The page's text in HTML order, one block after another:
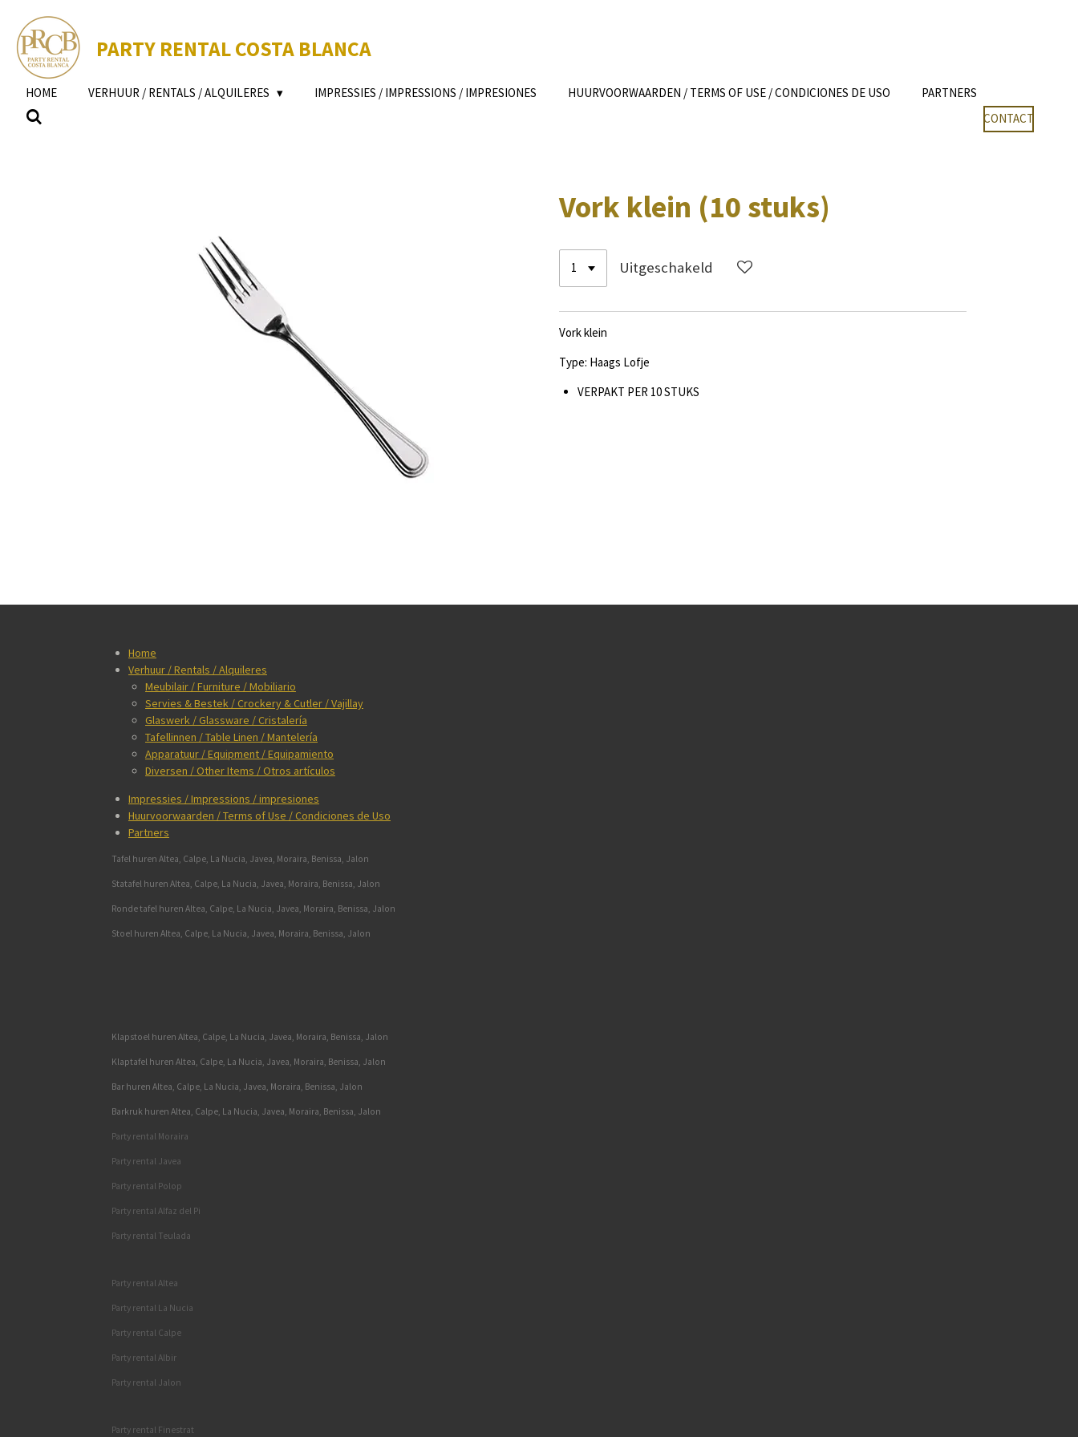
direct
naar
hoofdinhoud
PARTY RENTAL COSTA BLANCA
HOME VERHUUR / RENTALS / ALQUILERES IMPRESSIES / IMPRESSIONS / IMPRESIONES HUURVOORWAARDEN / TERMS OF USE / CONDICIONES DE USO
PARTNERS
CONTACT
Vork klein (10 stuks)
Uitgeschakeld
Vork klein
Type: Haags Lofje
VERPAKT PER 10 STUKS
Home
Verhuur / Rentals / Alquileres
Meubilair / Furniture / Mobiliario
Servies & Bestek / Crockery & Cutler / Vajillay
Glaswerk / Glassware / Cristalería
Tafellinnen / Table Linen / Mantelería
Apparatuur / Equipment / Equipamiento
Diversen / Other Items / Otros artículos
Impressies / Impressions / impresiones
Huurvoorwaarden / Terms of Use / Condiciones de Uso
Partners
Tafel huren Altea, Calpe, La Nucia, Javea, Moraira, Benissa, Jalon
Statafel huren Altea, Calpe, La Nucia, Javea, Moraira, Benissa, Jalon
Ronde tafel huren Altea, Calpe, La Nucia, Javea, Moraira, Benissa, Jalon
Stoel huren Altea, Calpe, La Nucia, Javea, Moraira, Benissa, Jalon
Klapstoel huren Altea, Calpe, La Nucia, Javea, Moraira, Benissa, Jalon
Klaptafel huren Altea, Calpe, La Nucia, Javea, Moraira, Benissa, Jalon
Bar huren Altea, Calpe, La Nucia, Javea, Moraira, Benissa, Jalon
Barkruk huren Altea, Calpe, La Nucia, Javea, Moraira, Benissa, Jalon
Party rental Moraira
Party rental Javea
Party rental Polop
Party rental Alfaz del Pi
Party rental Teulada
Party rental Altea
Party rental La Nucia
Party rental Calpe
Party rental Albir
Party rental Jalon
Party rental Finestrat